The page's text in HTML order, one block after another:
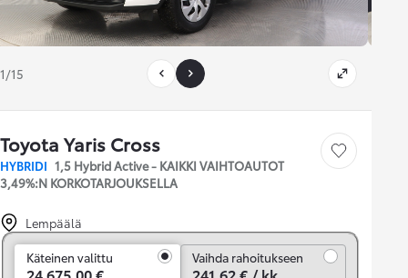
1/15
Toyota Yaris Cross
HYBRIDI 1,5 Hybrid Active - KAIKKI VAIHTOAUTOT
3,49%:N KORKOTARJOUKSELLA
Tallenna auto
Lempäälä
Käteinen valittu Vaihda rahoitukseen